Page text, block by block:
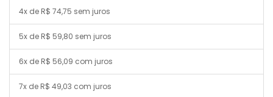
4x de R$ 74,75 sem juros
5x de R$ 59,80 sem juros
6x de R$ 56,09 com juros
7x de R$ 49,03 com juros